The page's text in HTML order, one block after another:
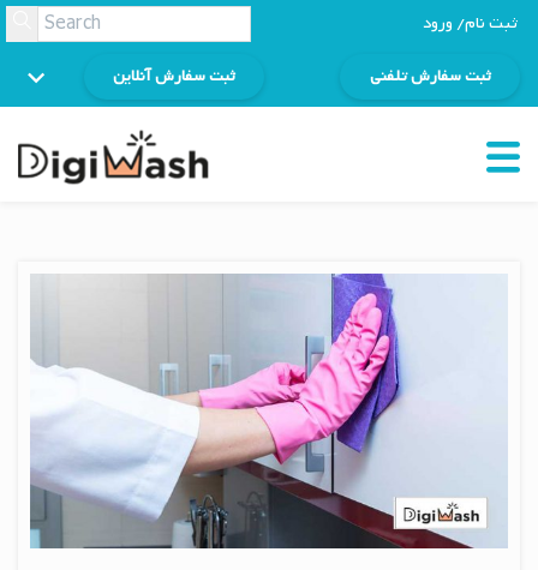
ثبت نام/ ورود
ثبت سفارش آنلاین ثبت سفارش تلفنی